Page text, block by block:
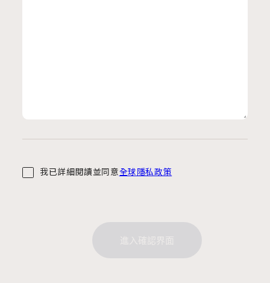
我已詳細閱讀並同意全球隱私政策